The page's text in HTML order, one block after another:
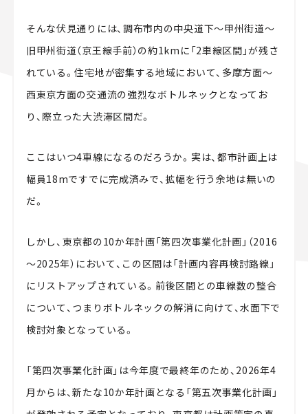
そんな伏見通りには、調布市内の中央道下～甲州街道～
旧甲州街道（京王線手前）の約1kmに「2車線区間」が残さ
れている。住宅地が密集する地域において、多摩方面～
西東京方面の交通流の強烈なボトルネックとなってお
り、際立った大渋滞区間だ。
ここはいつ4車線になるのだろうか。実は、都市計画上は
幅員18mですでに完成済みで、拡幅を行う余地は無いの
だ。
しかし、東京都の10か年計画「第四次事業化計画」（2016
～2025年）において、この区間は「計画内容再検討路線」
にリストアップされている。前後区間との車線数の整合
について、つまりボトルネックの解消に向けて、水面下で
検討対象となっている。
「第四次事業化計画」は今年度で最終年のため、2026年4
月からは、新たな10か年計画となる「第五次事業化計画」